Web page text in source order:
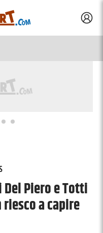
Piero e Totti
a capire